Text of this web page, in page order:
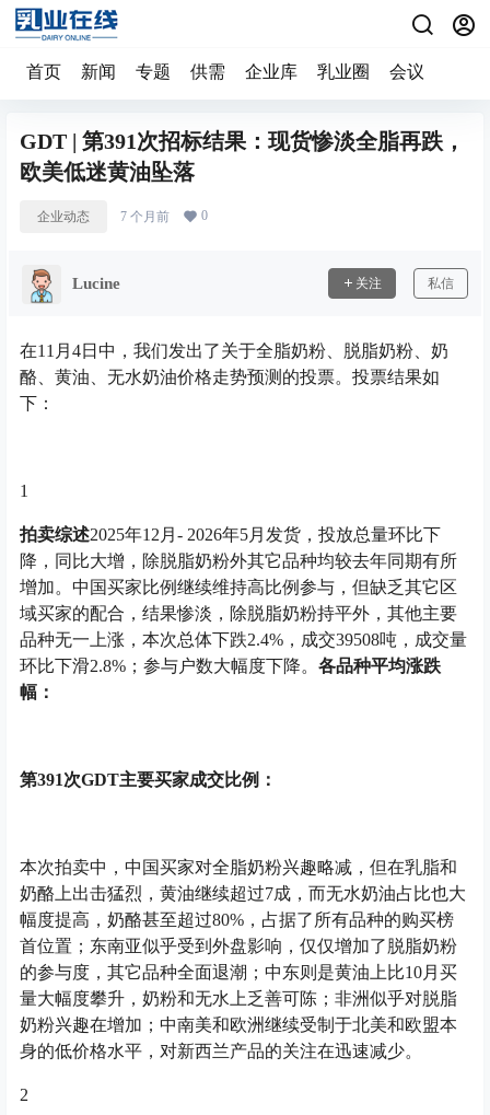
首页 新闻 专题 供需 企业库 乳业圈 会议
GDT | 第391次招标结果：现货惨淡全脂再跌，
欧美低迷黄油坠落
企业动态 7 个月前 0
Lucine 关注 私信
在11月4日中，我们发出了关于全脂奶粉、脱脂奶粉、奶
酪、黄油、无水奶油价格走势预测的投票。投票结果如
下：
1
拍卖综述2025年12月- 2026年5月发货，投放总量环比下
降，同比大增，除脱脂奶粉外其它品种均较去年同期有所
增加。中国买家比例继续维持高比例参与，但缺乏其它区
域买家的配合，结果惨淡，除脱脂奶粉持平外，其他主要
品种无一上涨，本次总体下跌2.4%，成交39508吨，成交量
环比下滑2.8%；参与户数大幅度下降。 各品种平均涨跌
幅：
第391次GDT主要买家成交比例：
本次拍卖中，中国买家对全脂奶粉兴趣略减，但在乳脂和
奶酪上出击猛烈，黄油继续超过7成，而无水奶油占比也大
幅度提高，奶酪甚至超过80%，占据了所有品种的购买榜
首位置；东南亚似乎受到外盘影响，仅仅增加了脱脂奶粉
的参与度，其它品种全面退潮；中东则是黄油上比10月买
量大幅度攀升，奶粉和无水上乏善可陈；非洲似乎对脱脂
奶粉兴趣在增加；中南美和欧洲继续受制于北美和欧盟本
身的低价格水平，对新西兰产品的关注在迅速减少。
2